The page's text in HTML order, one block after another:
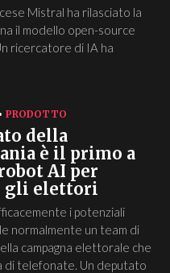
Mistral ha rilasciato la
il modello open-source
ricercatore di IA ha
PRODOTTO
della
è il primo a
AI per
gli elettori
i potenziali
normalmente un team di
campagna elettorale che
di telefonate. Un deputato